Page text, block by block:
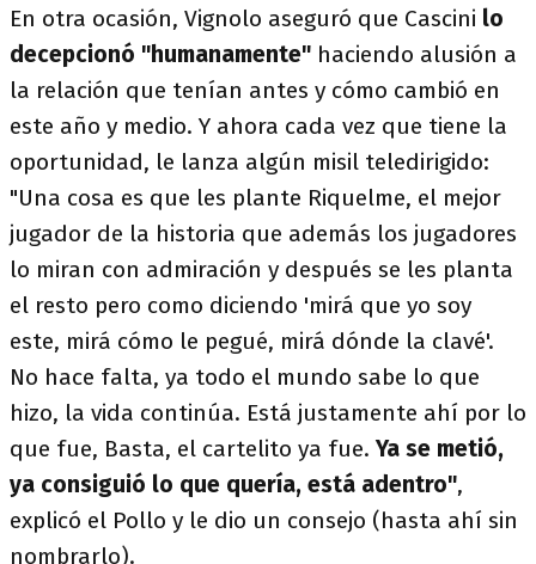
En otra ocasión, Vignolo aseguró que Cascini lo
decepcionó "humanamente" haciendo alusión a
la relación que tenían antes y cómo cambió en
este año y medio. Y ahora cada vez que tiene la
oportunidad, le lanza algún misil teledirigido:
"Una cosa es que les plante Riquelme, el mejor
jugador de la historia que además los jugadores
lo miran con admiración y después se les planta
el resto pero como diciendo 'mirá que yo soy
este, mirá cómo le pegué, mirá dónde la clavé'.
No hace falta, ya todo el mundo sabe lo que
hizo, la vida continúa. Está justamente ahí por lo
que fue, Basta, el cartelito ya fue. Ya se metió,
ya consiguió lo que quería, está adentro",
explicó el Pollo y le dio un consejo (hasta ahí sin
nombrarlo).